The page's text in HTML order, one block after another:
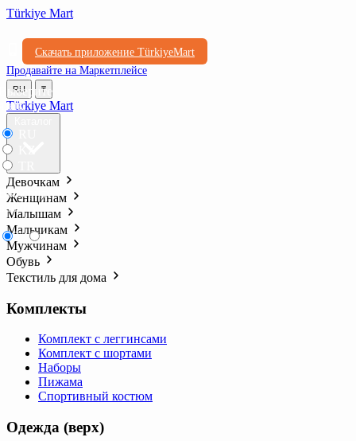
Türkiye Mart
Скачать приложение TürkiyeMart
Продавайте на Маркетплейсе
RU ₸
₸ ₺l
Türkiye Mart
Девочкам
Женщинам
Малышам
Мальчикам
Мужчинам
Обувь
Текстиль для дома
Комплекты
Комплект с леггинсами
Комплект с шортами
Наборы
Пижама
Спортивный костюм
Одежда (верх)